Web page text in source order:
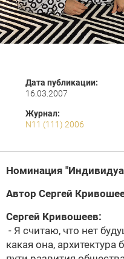
Дата публикации:
16.03.2007
Журнал:
N11 (111) 2006
Номинация
Автор Сергей
Сергей Кривошеев:
- Я считаю, что нет
какая она, архитектура